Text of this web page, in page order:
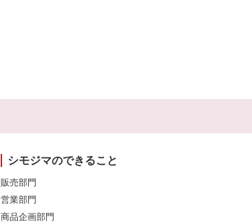
シモジマのできること
販売部門
営業部門
商品企画部門